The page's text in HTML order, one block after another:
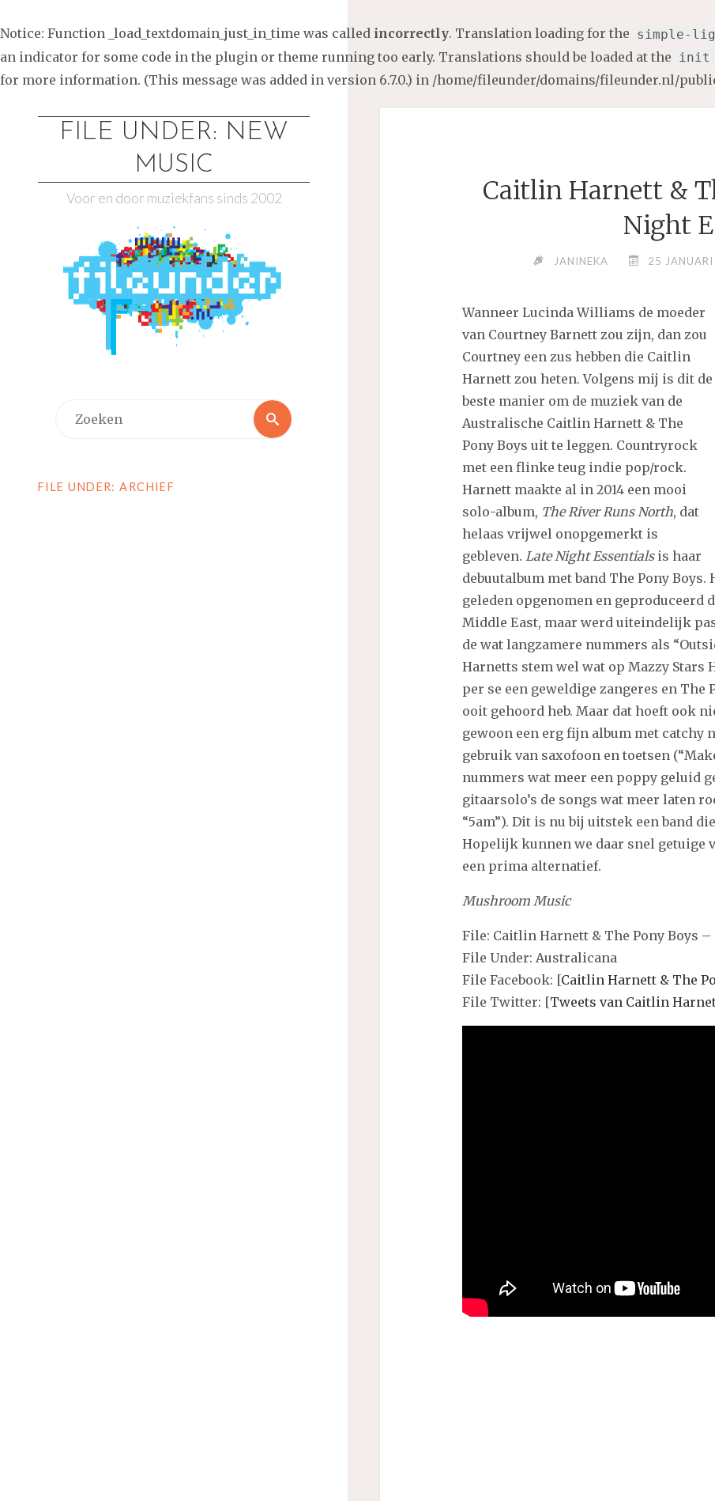
Notice: Function _load_textdomain_just_in_time was called incorrectly. Translation loading for the simple-
an indicator for some code in the plugin or theme running too early. Translations should be loaded at the init
for more information. (This message was added in version 6.7.0.) in /home/fileunder/domains/fileunder.nl/
FILE UNDER: NEW
MUSIC
Voor en door muziekfans sinds 2002
Zoeken
FILE UNDER: ARCHIEF
Caitlin Harnett &
Night
JANINEKA 25
Wanneer Lucinda Williams de moeder
van Courtney Barnett zou zijn, dan zou
Courtney een zus hebben die Caitlin
Harnett zou heten. Volgens mij is dit de
beste manier om de muziek van de
Australische Caitlin Harnett & The
Pony Boys uit te leggen. Countryrock
met een flinke teug indie pop/rock.
Harnett maakte al in 2014 een mooi
solo-album, The River Runs North, dat
helaas vrijwel onopgemerkt is
gebleven. Late Night Essentialsis haar
debuutalbum met band The Pony
geleden opgenomen en geproduceerd
Middle East, maar werd uiteindelijk
de wat langzamere nummers als
Harnetts stem wel wat op Mazzy Stars
per se een geweldige zangeres en The
ooit gehoord heb. Maar dat hoeft ook
gewoon een erg fijn album met catchy
gebruik van saxofoon en toetsen
nummers wat meer een poppy geluid
gitaarsolo’s de songs wat meer laten
“5am”). Dit is nu bij uitstek een band
Hopelijk kunnen we daar snel getuige
een prima alternatief.
Mushroom Music
File: Caitlin Harnett & The Pony Boys
File Under: Australicana
File Facebook: [Caitlin Harnett & The
File Twitter: [Tweets van Caitlin